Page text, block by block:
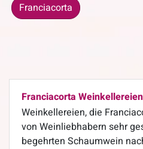
Franciacorta
Franciacorta Weinkellereien
Weinkellereien, die
von Weinliebhabern sehr
begehrten Schaumwein